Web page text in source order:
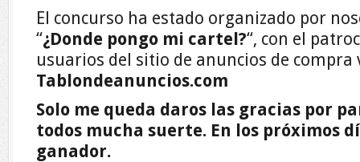
El concurso ha estado organizado por
“¿Donde pongo mi cartel?“, con el
usuarios del sitio de anuncios de
Tablondeanuncios.com
Solo me queda daros las gracias por
todos mucha suerte. En los próximos
ganador.